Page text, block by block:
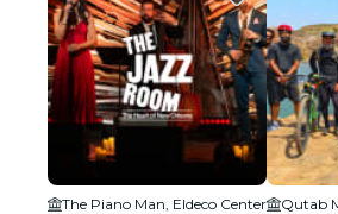
The Piano Man, Eldeco Center
Qutab